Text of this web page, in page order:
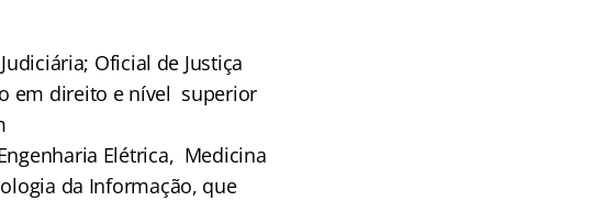
Oficial de Justiça
em direito e nível superior
Elétrica, Medicina
da Informação, que